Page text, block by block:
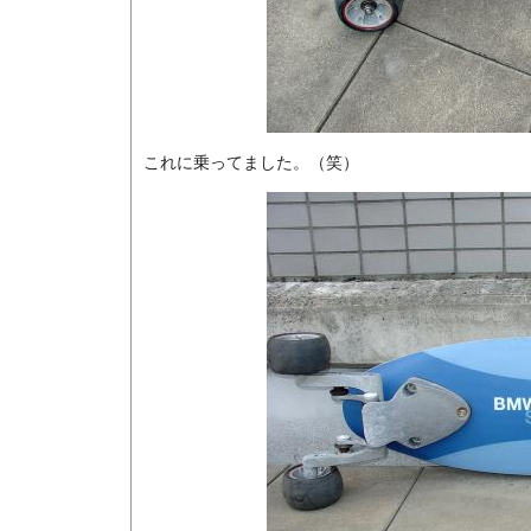
これに乗ってました。（笑）